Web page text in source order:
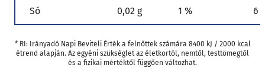
Só 0,02 g 1 % 6 g
* RI: Irányadó Napi Beviteli Érték a felnőttek számára 8400 kJ / 2000 kcal
étrend alapján. Az egyéni szükséglet az életkortól, nemtől, testtömegtől
és a fizikai mértéktől függően változhat.